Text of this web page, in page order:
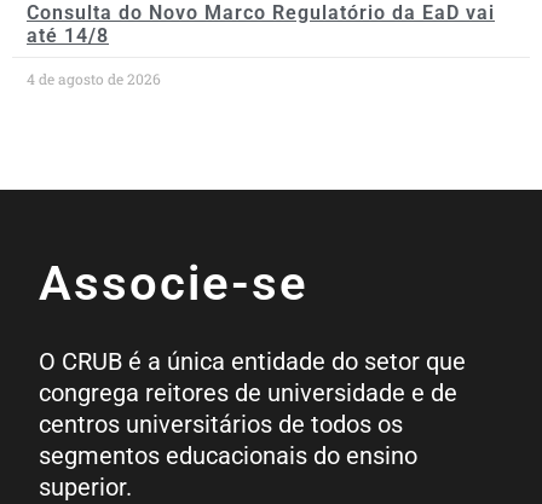
Consulta do Novo Marco Regulatório da EaD vai
até 14/8
4 de agosto de 2026
Associe-se
O CRUB é a única entidade do setor que
congrega reitores de universidade e de
centros universitários de todos os
segmentos educacionais do ensino
superior.